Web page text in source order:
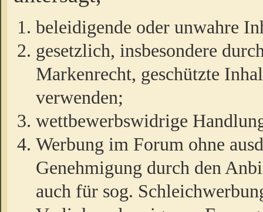
beleidigende oder unwahre
gesetzlich, insbesondere
Markenrecht, geschützte
verwenden;
wettbewerbswidrige
Werbung im Forum ohne
Genehmigung durch den
auch für sog.